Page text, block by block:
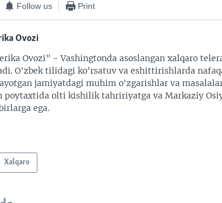
Follow us Print
Ovozi
Ovozi" - Vashingtonda asoslangan xalqaro
O'zbek tilidagi ko'rsatuv va eshittirishlarda
jamiyatdagi muhim o'zgarishlar va
poytaxtida olti kishilik tahririyatga va Markaziy
ega.
Xalqaro